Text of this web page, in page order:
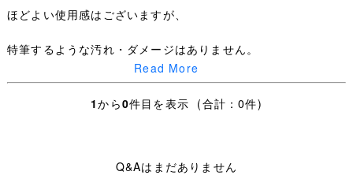
ほどよい使用感はございますが、
特筆するような汚れ・ダメージはありません。
W表示75 W最大値75cm 総丈53cm
・日々学校生活に使われた制服なので、着用できないほど
Read More
1から0件目を表示 (合計：0件)
Q&Aはまだありません